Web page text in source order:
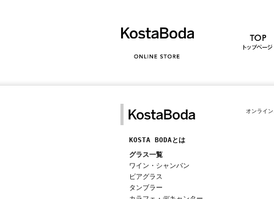
KOSTA BODAとは
グラス一覧
ワイン・シャンパン
ビアグラス
タンブラー
オンライ